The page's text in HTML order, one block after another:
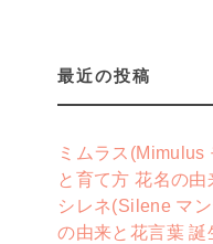
最近の投稿
ミムラス(Mimulus
と育て方 花名の
シレネ(Silene マ
の由来と花言葉 誕